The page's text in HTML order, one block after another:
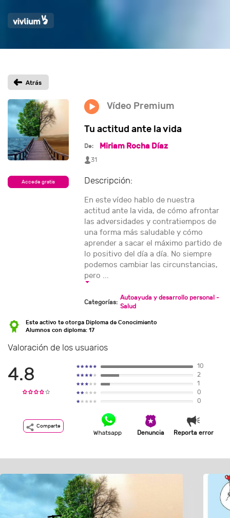
Accede gratis
Vídeo Premium
Tu actitud ante la vida
De: Miriam Rocha Díaz
31
Descripción:
En este vídeo hablo de nuestra
actitud ante la vida, de cómo afrontar
las adversidades y contratiempos de
una forma más saludable y cómo
aprender a sacar el máximo partido de
lo positivo del día a día. No siempre
podemos cambiar las circunstancias,
pero ...
Categorías:
Autoayuda y desarrollo personal -
Salud
Este activo te otorga Diploma de Conocimiento
Alumnos con diploma: 17
Valoración de los usuarios
4.8
10
2
1
0
0
Comparte
Denuncia Reporta error